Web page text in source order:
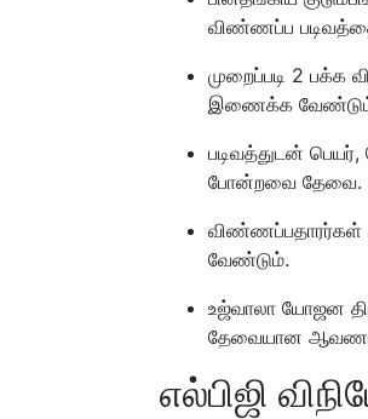
விண்ணப்ப
முறைப்படி 2
இணைக்க
படிவத்துடன்
போன்றவை தேவை.
விண்ணப்பதாரர்கள்
வேண்டும்.
உஜ்வாலா யோஜன
தேவையான
எல்பிஜி